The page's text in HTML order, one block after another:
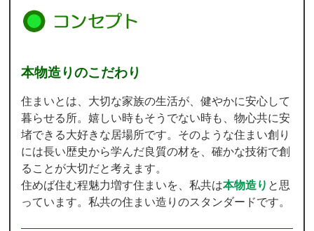
本物造りのこだわり
住まいとは、大切な家族の生活が、健やかに安心して
暮らせる所。嬉しい時もそうでない時も、物心共に安
堵できる大好きな居場所です。そのような住まい創り
には長い歴史から学んだ良質の材を、確かな技術で創
ることが大切だと考えます。
住めば住む程魅力増す住まいを、私共は本物造り と思
っています。私共の住まい造りのスタンダードです。